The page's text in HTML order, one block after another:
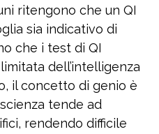
ritengono che un QI
sia indicativo di
che i test di QI
dell’intelligenza
il concetto di genio è
tende ad
rendendo difficile